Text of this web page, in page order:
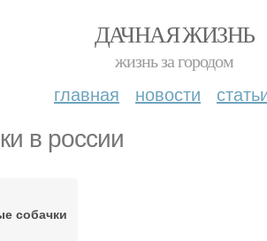
ДАЧНАЯ ЖИЗНЬ
жизнь за городом
главная новости
в россии
собачки